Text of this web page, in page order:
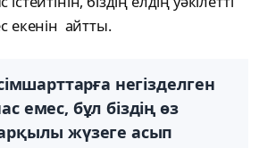
екенін айтты.
негізделген
емес, бұл біздің өз
жүзеге асып